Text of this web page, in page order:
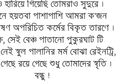
গিয়েছি তোমরাও সুদুরে ।
হয়তবা পাশাপাশি আমরা ক'জন
অপরিচিত কর্মের বিকৃত তারণে ।
সেই বেঞ্চ পাতানো পুকুরঘাট টি
স্বুল পালানির মর্ম বোঝা রেইনট্রি,
রয়ে গেছে শুধু তোমাদের স্বৃতি ।
বন্ধু !